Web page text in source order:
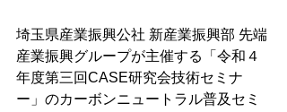
埼玉県産業振興公社 新産業振興部 先端
産業振興グループが主催する「令和４
年度第三回CASE研究会技術セミナ
ー」のカーボンニュートラル普及セミ